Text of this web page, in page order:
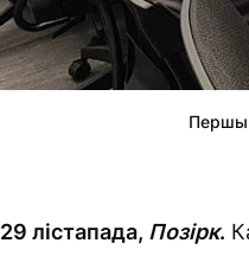
Першы
29 лістапада, Позірк.